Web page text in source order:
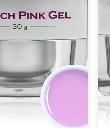
цвета. Очень
которые
за 1 минуту. (мин. 36
за 20 секунд!